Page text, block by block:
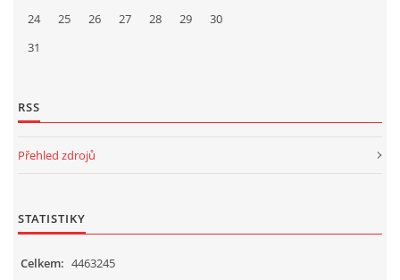
24
25 26 27 28 29
30
31
RSS
Přehled zdrojů
STATISTIKY
Celkem: 4463245